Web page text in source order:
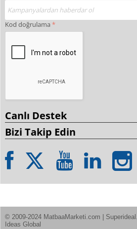
Kod doğrulama
Canlı Destek
Bizi Takip Edin
© 2009-2024 MatbaaMarketi.com |
Ideas Global